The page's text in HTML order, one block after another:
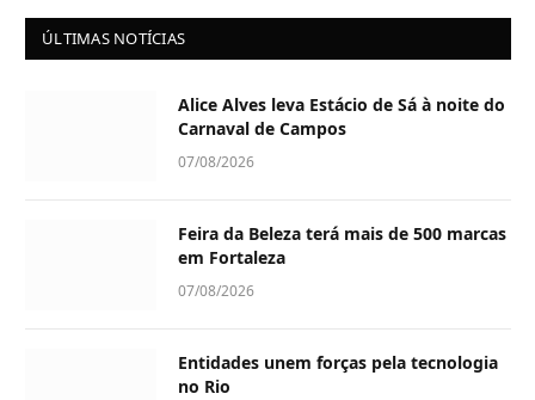
ÚLTIMAS NOTÍCIAS
Alice Alves leva Estácio de Sá à noite do
Carnaval de Campos
07/08/2026
Feira da Beleza terá mais de 500 marcas
em Fortaleza
07/08/2026
Entidades unem forças pela tecnologia
no Rio